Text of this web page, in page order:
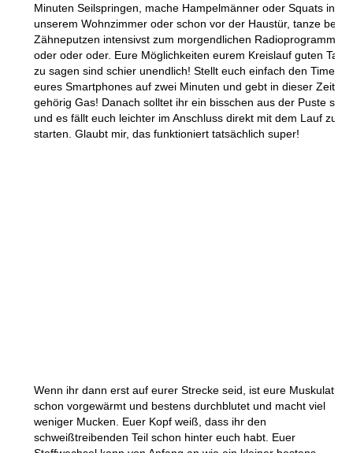
Minuten Seilspringen, mache Hampelmänner oder Squats in
unserem Wohnzimmer oder schon vor der Haustür, tanze beim
Zähneputzen intensivst zum morgendlichen Radioprogramm
oder oder oder. Eure Möglichkeiten eurem Kreislauf guten Tag
zu sagen sind schier unendlich! Stellt euch einfach den Timer
eures Smartphones auf zwei Minuten und gebt in dieser Zeit
gehörig Gas! Danach solltet ihr ein bisschen aus der Puste sein
und es fällt euch leichter im Anschluss direkt mit dem Lauf zu
starten. Glaubt mir, das funktioniert tatsächlich super!
Wenn ihr dann erst auf eurer Strecke seid, ist eure Muskulatur
schon vorgewärmt und bestens durchblutet und macht viel
weniger Mucken. Euer Kopf weiß, dass ihr den
schweißtreibenden Teil schon hinter euch habt. Euer